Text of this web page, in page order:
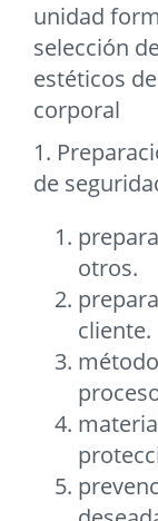
unidad
selección
estéticos
corporal
1.
de
otros.
cliente.